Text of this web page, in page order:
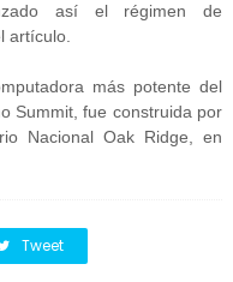
así el régimen de
artículo.
más potente del
Summit, fue construida por
Nacional Oak Ridge, en
Tweet